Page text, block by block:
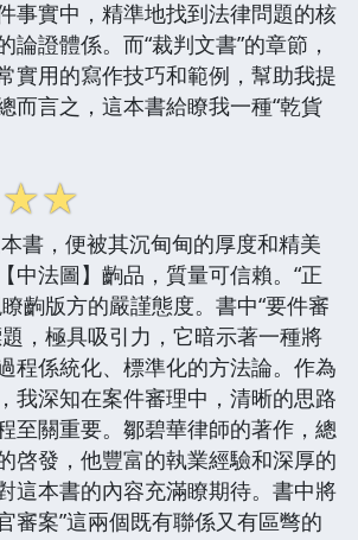
事實中，精準地找到法律問題的核
論證體係。而“裁判文書”的章節，
實用的寫作技巧和範例，幫助我提
而言之，這本書給瞭我一種“乾貨
☆☆
書，便被其沉甸甸的厚度和精美
中法圖】齣品，質量可信賴。“正
齣版方的嚴謹態度。書中“要件審
，極具吸引力，它暗示著一種將
程係統化、標準化的方法論。作為
我深知在案件審理中，清晰的思路
至關重要。鄒碧華律師的著作，總
啓發，他豐富的執業經驗和深厚的
這本書的內容充滿瞭期待。書中將
審案”這兩個既有聯係又有區彆的